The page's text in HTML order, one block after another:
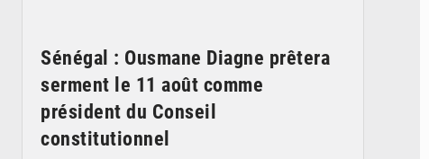
Sénégal : Ousmane Diagne prêtera
serment le 11 août comme
président du Conseil
constitutionnel